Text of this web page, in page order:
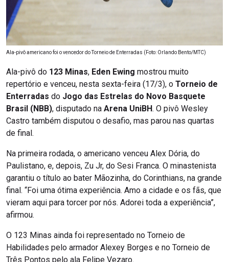
Ala-pivô americano foi o vencedor do Torneio de Enterradas (Foto: Orlando Bento/MTC)
Ala-pivô do 123 Minas, Eden Ewing mostrou muito
repertório e venceu, nesta sexta-feira (17/3), o Torneio de
Enterradas do Jogo das Estrelas do Novo Basquete
Brasil (NBB), disputado na Arena UniBH. O pivô Wesley
Castro também disputou o desafio, mas parou nas quartas
de final.
Na primeira rodada, o americano venceu Alex Dória, do
Paulistano, e, depois, Zu Jr, do Sesi Franca. O minastenista
garantiu o título ao bater Mãozinha, do Corinthians, na grande
final. “Foi uma ótima experiência. Amo a cidade e os fãs, que
vieram aqui para torcer por nós. Adorei toda a experiência”,
afirmou.
O 123 Minas ainda foi representado no Torneio de
Habilidades pelo armador Alexey Borges e no Torneio de
Três Pontos pelo ala Felipe Vezaro.